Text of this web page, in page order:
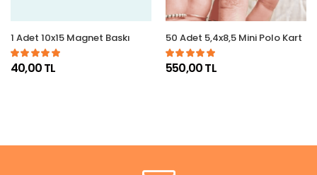
1 Adet 10x15 Magnet Baskı
40,00 TL
50 Adet 5,4x8,5 Mini Polo Kart
550,00 TL